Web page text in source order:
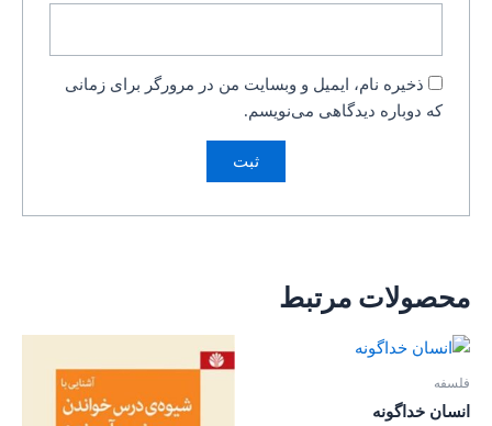
ذخیره نام، ایمیل و وبسایت من در مرورگر برای زمانی
که دوباره دیدگاهی می‌نویسم.
محصولات مرتبط
فلسفه
انسان خداگونه